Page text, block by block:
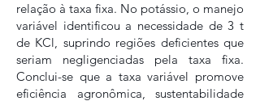
relação à taxa fixa. No potássio, o manejo
variável identificou a necessidade de 3 t
de KCl, suprindo regiões deficientes que
seriam negligenciadas pela taxa fixa.
Conclui-se que a taxa variável promove
eficiência agronômica, sustentabilidade